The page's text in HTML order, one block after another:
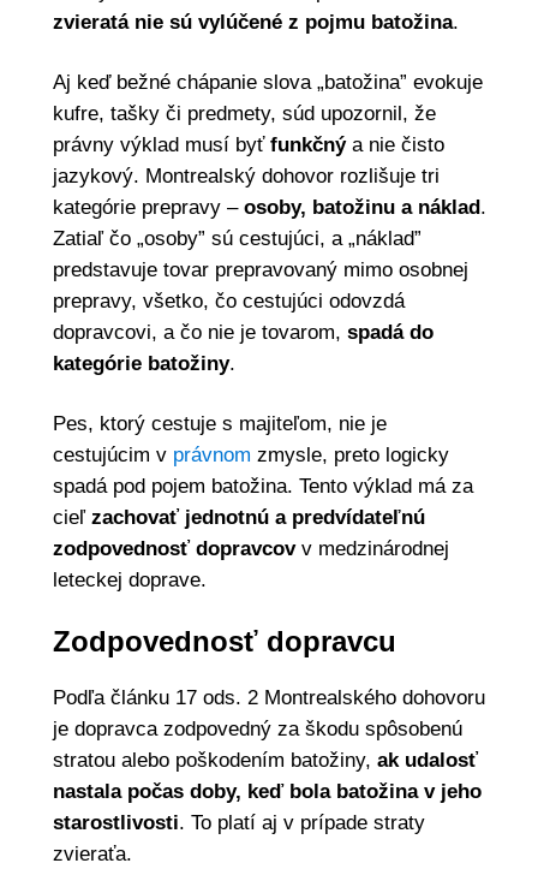
zvieratá nie sú vylúčené z pojmu batožina.
Aj keď bežné chápanie slova „batožina” evokuje
kufre, tašky či predmety, súd upozornil, že
právny výklad musí byť funkčnýa nie čisto
jazykový. Montrealský dohovor rozlišuje tri
kategórie prepravy – osoby, batožinu a náklad.
Zatiaľ čo „osoby” sú cestujúci, a „náklad”
predstavuje tovar prepravovaný mimo osobnej
prepravy, všetko, čo cestujúci odovzdá
dopravcovi, a čo nie je tovarom, spadá do
kategórie batožiny.
Pes, ktorý cestuje s majiteľom, nie je
cestujúcim v právnom zmysle, preto logicky
spadá pod pojem batožina. Tento výklad má za
cieľ zachovať jednotnú a predvídateľnú
zodpovednosť dopravcovv medzinárodnej
leteckej doprave.
Zodpovednosť dopravcu
Podľa článku 17 ods. 2 Montrealského dohovoru
je dopravca zodpovedný za škodu spôsobenú
stratou alebo poškodením batožiny, ak udalosť
nastala počas doby, keď bola batožina v jeho
starostlivosti. To platí aj v prípade straty
zvieraťa.